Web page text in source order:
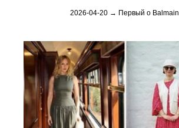
2026-04-20 → Первый о Balmain